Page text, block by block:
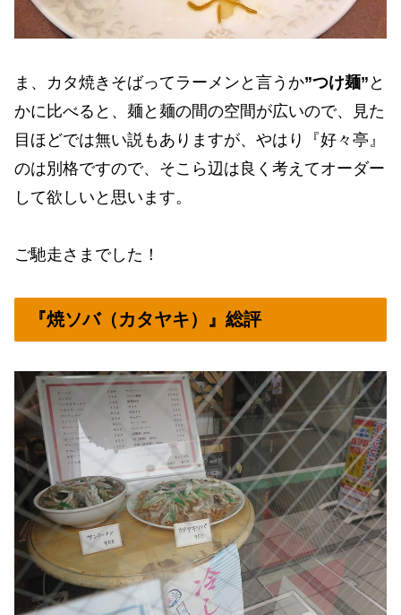
ま、カタ焼きそばってラーメンと言うか”つけ麺” と
かに比べると、麺と麺の間の空間が広いので、見た
目ほどでは無い説もありますが、やはり『好々亭』
のは別格ですので、そこら辺は良く考えてオーダー
して欲しいと思います。
ご馳走さまでした！
『焼ソバ（カタヤキ）』総評